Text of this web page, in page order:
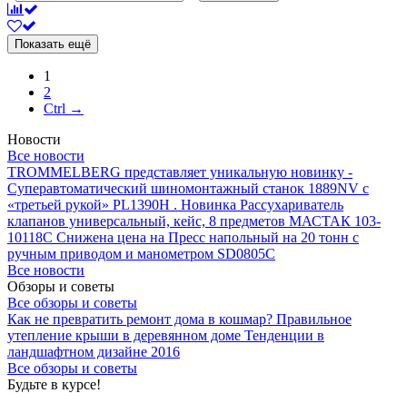
Показать ещё
1
2
Ctrl →
Новости
Все новости
TROMMELBERG представляет уникальную новинку -
Суперавтоматический шиномонтажный станок 1889NV с
«третьей рукой» PL1390H . Новинка Рассухариватель
клапанов универсальный, кейс, 8 предметов МАСТАК 103-
10118C Снижена цена на Пресс напольный на 20 тонн с
ручным приводом и манометром SD0805C
Все новости
Обзоры и советы
Все обзоры и советы
Как не превратить ремонт дома в кошмар? Правильное
утепление крыши в деревянном доме Тенденции в
ландшафтном дизайне 2016
Все обзоры и советы
Будьте в курсе!